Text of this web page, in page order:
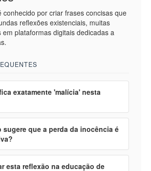
conhecido por criar frases concisas que
reflexões existenciais, muitas
em plataformas digitais dedicadas a
exatamente 'malícia' nesta
sugere que a perda da inocência é
esta reflexão na educação de